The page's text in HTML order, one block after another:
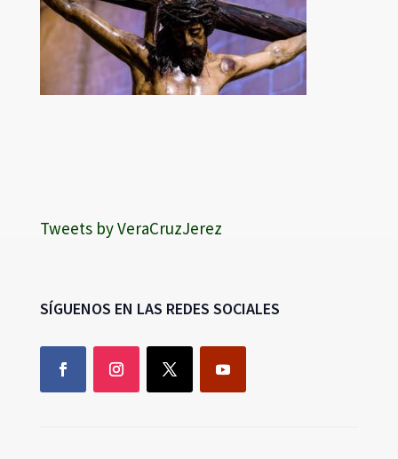
Tweets by VeraCruzJerez
SÍGUENOS EN LAS REDES SOCIALES